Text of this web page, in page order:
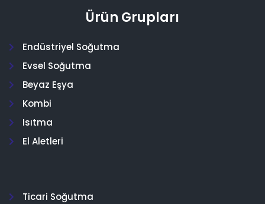
Ürün Grupları
Endüstriyel Soğutma
Evsel Soğutma
Beyaz Eşya
Kombi
Isıtma
El Aletleri
Ticari Soğutma